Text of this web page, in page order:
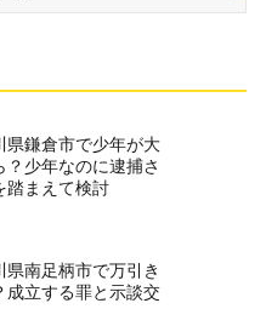
県鎌倉市で少年が大
少年なのに逮捕さ
踏まえて検討
県南足柄市で万引き
成立する罪と示談交